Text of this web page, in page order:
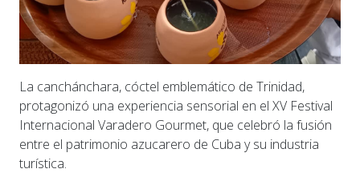
La canchánchara, cóctel emblemático de Trinidad,
protagonizó una experiencia sensorial en el XV Festival
Internacional Varadero Gourmet, que celebró la fusión
entre el patrimonio azucarero de Cuba y su industria
turística.